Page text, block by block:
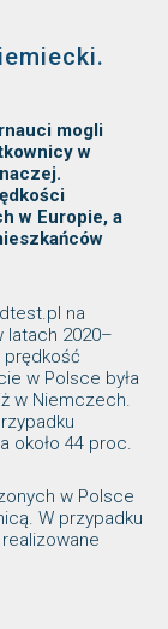
mogli
w
w Europie, a
na
latach 2020–
prędkość
w Polsce była
w Niemczech.
około 44 proc.
w Polsce
W przypadku